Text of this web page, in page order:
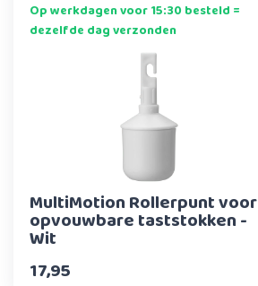
Op werkdagen voor 15:30 besteld =
dezelfde dag verzonden
MultiMotion Rollerpunt voor
opvouwbare taststokken -
Wit
17,95